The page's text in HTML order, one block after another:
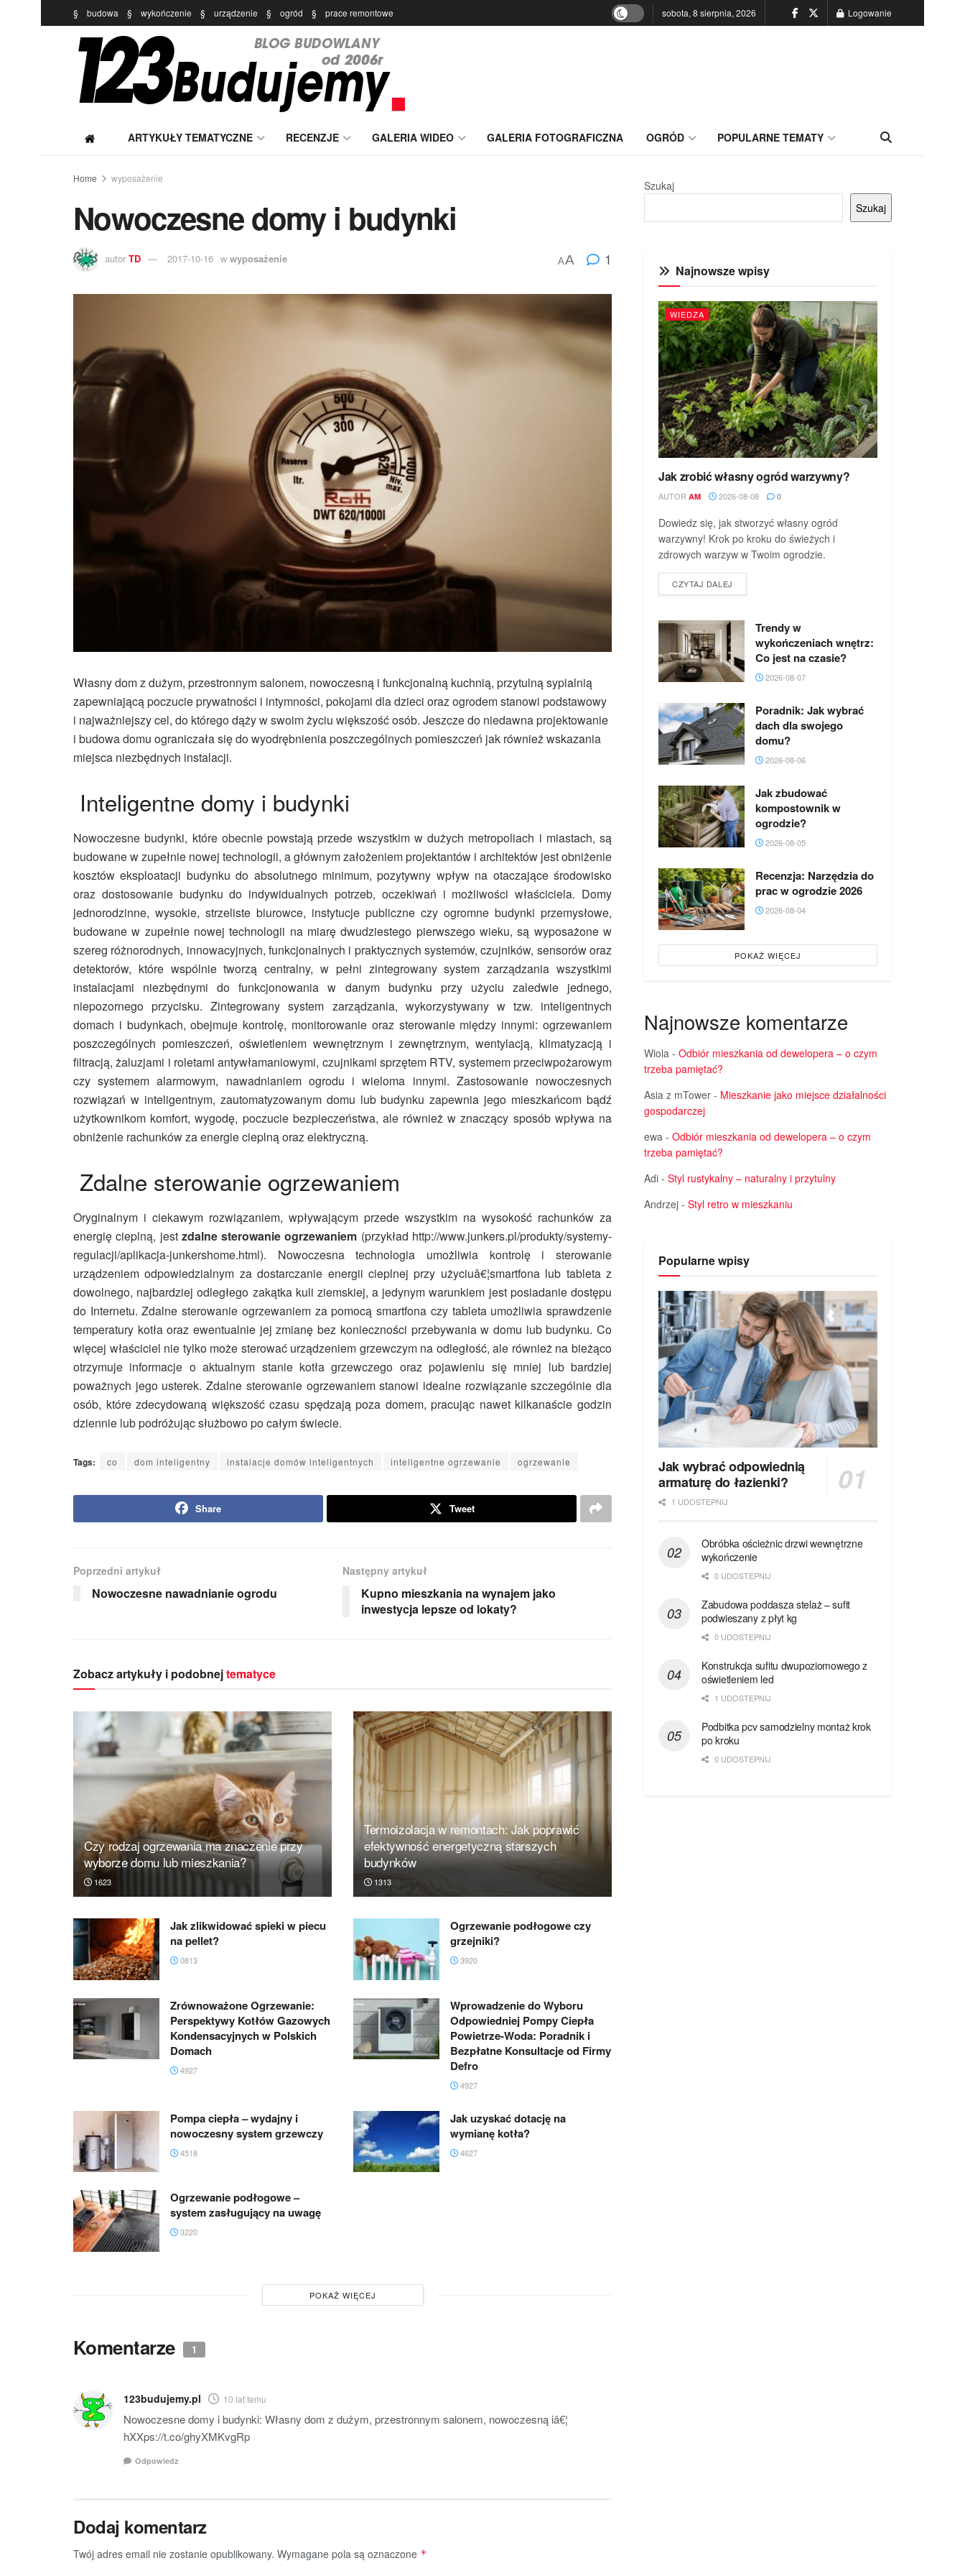
§ budowa § wykończenie § urządzenie § ogród § prace remontowe sobota, 8 sierpnia, 2026 Logowanie
ARTYKUŁY TEMATYCZNE RECENZJE GALERIA WIDEO GALERIA FOTOGRAFICZNA OGRÓD POPULARNE TEMATY
Home wyposażenie
Nowoczesne domy i budynki
autor TD 2017-10-16 w wyposażenie AA 1
Własny dom z dużym, przestronnym salonem, nowoczesną i funkcjonalną kuchnią, przytulną sypialnią
zapewniającą poczucie prywatności i intymności, pokojami dla dzieci oraz ogrodem stanowi podstawowy
i najważniejszy cel, do którego dąży w swoim życiu większość osób. Jeszcze do niedawna projektowanie
i budowa domu ograniczała się do wyodrębnienia poszczególnych pomieszczeń jak również wskazania
miejsca niezbędnych instalacji.
Inteligentne domy i budynki
Nowoczesne budynki, które obecnie powstają przede wszystkim w dużych metropoliach i miastach, są
budowane w zupełnie nowej technologii, a głównym założeniem projektantów i architektów jest obniżenie
kosztów eksploatacji budynku do absolutnego minimum, pozytywny wpływ na otaczające środowisko
oraz dostosowanie budynku do indywidualnych potrzeb, oczekiwań i możliwości właściciela. Domy
jednorodzinne, wysokie, strzeliste biurowce, instytucje publiczne czy ogromne budynki przemysłowe,
budowane w zupełnie nowej technologii na miarę dwudziestego pierwszego wieku, są wyposażone w
szereg różnorodnych, innowacyjnych, funkcjonalnych i praktycznych systemów, czujników, sensorów oraz
detektorów, które wspólnie tworzą centralny, w pełni zintegrowany system zarządzania wszystkimi
instalacjami niezbędnymi do funkcjonowania w danym budynku przy użyciu zaledwie jednego,
niepozornego przycisku. Zintegrowany system zarządzania, wykorzystywany w tzw. inteligentnych
domach i budynkach, obejmuje kontrolę, monitorowanie oraz sterowanie między innymi: ogrzewaniem
poszczególnych pomieszczeń, oświetleniem wewnętrznym i zewnętrznym, wentylacją, klimatyzacją i
filtracją, żaluzjami i roletami antywłamaniowymi, czujnikami sprzętem RTV, systemem przeciwpożarowym
czy systemem alarmowym, nawadnianiem ogrodu i wieloma innymi. Zastosowanie nowoczesnych
rozwiązań w inteligentnym, zautomatyzowanym domu lub budynku zapewnia jego mieszkańcom bądź
użytkownikom komfort, wygodę, poczucie bezpieczeństwa, ale również w znaczący sposób wpływa na
obniżenie rachunków za energie cieplną oraz elektryczną.
Zdalne sterowanie ogrzewaniem
Oryginalnym i ciekawym rozwiązaniem, wpływającym przede wszystkim na wysokość rachunków za
energię cieplną, jest zdalne sterowanie ogrzewaniem (przykład http://www.junkers.pl/produkty/systemy-
regulacji/aplikacja-junkershome.html). Nowoczesna technologia umożliwia kontrolę i sterowanie
urządzeniem odpowiedzialnym za dostarczanie energii cieplnej przy użyciuâ€¦smartfona lub tableta z
dowolnego, najbardziej odległego zakątka kuli ziemskiej, a jedynym warunkiem jest posiadanie dostępu
do Internetu. Zdalne sterowanie ogrzewaniem za pomocą smartfona czy tableta umożliwia sprawdzenie
temperatury kotła oraz ewentualnie jej zmianę bez konieczności przebywania w domu lub budynku. Co
więcej właściciel nie tylko może sterować urządzeniem grzewczym na odległość, ale również na bieżąco
otrzymuje informacje o aktualnym stanie kotła grzewczego oraz pojawieniu się mniej lub bardziej
poważnych jego usterek. Zdalne sterowanie ogrzewaniem stanowi idealne rozwiązanie szczególnie dla
osób, które zdecydowaną większość czasu spędzają poza domem, pracując nawet kilkanaście godzin
dziennie lub podróżując służbowo po całym świecie.
Tags: co dom inteligentny instalacje domów inteligentnych inteligentne ogrzewanie ogrzewanie
Share Tweet
Poprzedni artykuł
Nowoczesne nawadnianie ogrodu
Następny artykuł
Kupno mieszkania na wynajem jako
inwestycja lepsze od lokaty?
Zobacz artykuły i podobnejtematyce
Czy rodzaj ogrzewania ma znaczenie przy
wyborze domu lub mieszkania?
1623
Termoizolacja w remontach: Jak poprawić
efektywność energetyczną starszych
budynków
1313
Jak zlikwidować spieki w piecu
na pellet?
0813
Ogrzewanie podłogowe czy
grzejniki?
3920
Zrównoważone Ogrzewanie:
Perspektywy Kotłów Gazowych
Kondensacyjnych w Polskich
Domach
4927
Wprowadzenie do Wyboru
Odpowiedniej Pompy Ciepła
Powietrze-Woda: Poradnik i
Bezpłatne Konsultacje od Firmy
Defro
4927
Pompa ciepła – wydajny i
nowoczesny system grzewczy
4518
Jak uzyskać dotację na
wymianę kotła?
4627
Ogrzewanie podłogowe –
system zasługujący na uwagę
3220
POKAŻ WIĘCEJ
Komentarze 1
123budujemy.pl 10 lat temu
Nowoczesne domy i budynki: Własny dom z dużym, przestronnym salonem, nowoczesną iâ€¦
hXXps://t.co/ghyXMKvgRp
Odpowiedz
Dodaj komentarz
Twój adres email nie zostanie opublikowany. Wymagane pola są oznaczone *
Szukaj
Szukaj
Najnowsze wpisy
WIEDZA
Jak zrobić własny ogród warzywny?
AUTOR AM 2026-08-08 0
Dowiedz się, jak stworzyć własny ogród
warzywny! Krok po kroku do świeżych i
zdrowych warzyw w Twoim ogrodzie.
CZYTAJ DALEJ
Trendy w
wykończeniach wnętrz:
Co jest na czasie?
2026-08-07
Poradnik: Jak wybrać
dach dla swojego
domu?
2026-08-06
Jak zbudować
kompostownik w
ogrodzie?
2026-08-05
Recenzja: Narzędzia do
prac w ogrodzie 2026
2026-08-04
POKAŻ WIĘCEJ
Najnowsze komentarze
Wiola - Odbiór mieszkania od dewelopera – o czym
trzeba pamiętać?
Asia z mTower - Mieszkanie jako miejsce działalności
gospodarczej
ewa - Odbiór mieszkania od dewelopera – o czym
trzeba pamiętać?
Adi - Styl rustykalny – naturalny i przytulny
Andrzej - Styl retro w mieszkaniu
Popularne wpisy
Jak wybrać odpowiednią
armaturę do łazienki?
1 UDOSTEPNIJ
Obróbka ościeżnic drzwi wewnętrzne
wykończenie
0 UDOSTEPNIJ
Zabudowa poddasza stelaż – sufit
podwieszany z płyt kg
0 UDOSTEPNIJ
Konstrukcja sufitu dwupoziomowego z
oświetleniem led
1 UDOSTEPNIJ
Podbitka pcv samodzielny montaż krok
po kroku
0 UDOSTEPNIJ